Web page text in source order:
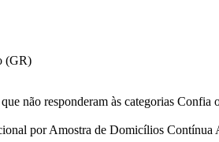
(GR)
não responderam às categorias
por Amostra de Domicílios Contínua